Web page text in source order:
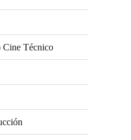
Cine Técnico